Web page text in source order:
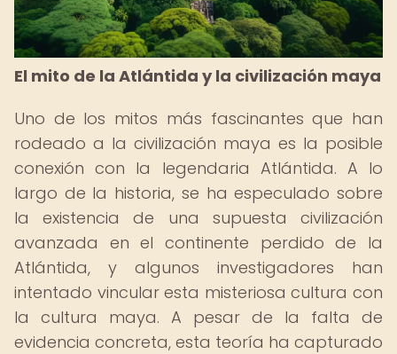
El mito de la Atlántida y la civilización maya
Uno de los mitos más fascinantes que han
rodeado a la civilización maya es la posible
conexión con la legendaria Atlántida. A lo
largo de la historia, se ha especulado sobre
la existencia de una supuesta civilización
avanzada en el continente perdido de la
Atlántida, y algunos investigadores han
intentado vincular esta misteriosa cultura con
la cultura maya. A pesar de la falta de
evidencia concreta, esta teoría ha capturado